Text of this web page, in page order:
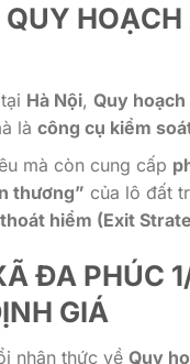
Hà Nội, Quy
là công cụ kiểm
mà còn cung cấp
thương” của lô đất
hiểm (Exit
ĐA PHÚC
GIÁ
nhận thức về Quy